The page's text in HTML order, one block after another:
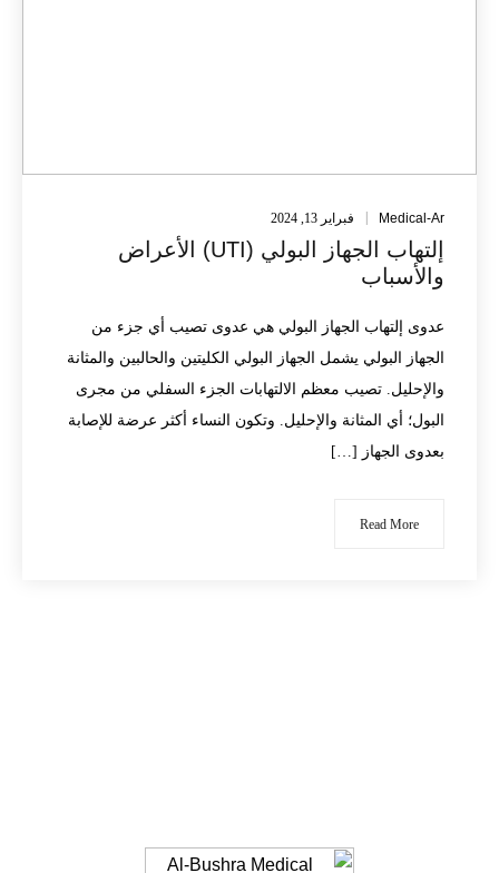
Medical-Ar فبراير 13, 2024
إلتهاب الجهاز البولي (UTI‏) الأعراض
والأسباب
عدوى إلتهاب الجهاز البولي هي عدوى تصيب أي جزء من
الجهاز البولي يشمل الجهاز البولي الكليتين والحالبين والمثانة
والإحليل. تصيب معظم الالتهابات الجزء السفلي من مجرى
البول؛ أي المثانة والإحليل. وتكون النساء أكثر عرضة للإصابة
بعدوى الجهاز […]
Read More